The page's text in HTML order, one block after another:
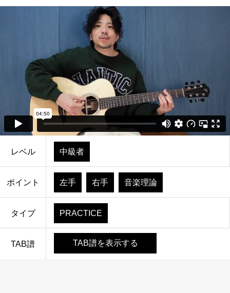
レベル 中級者
ポイント 左手 右手 音楽理論
タイプ PRACTICE
TAB譜 TAB譜を表示する